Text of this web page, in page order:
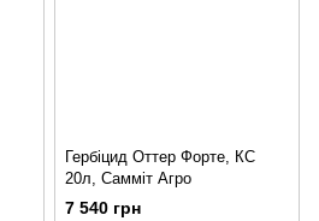
Гербіцид Оттер Форте, КС
20л, Самміт Агро
7 540 грн